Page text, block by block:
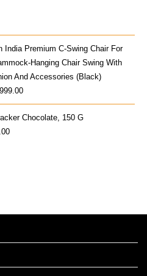
India Premium C-Swing Chair For
Hanging Chair Swing With
And Accessories (Black)
Current
Price
Is:
Chocolate, 150 G
Current